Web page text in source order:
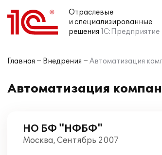
Отраслевые
и специализированные
решения 1С:Предприятие
Главная Внедрения Автоматизация
Автоматизация
НО БФ "НФБФ"
Москва, Сентябрь 2007